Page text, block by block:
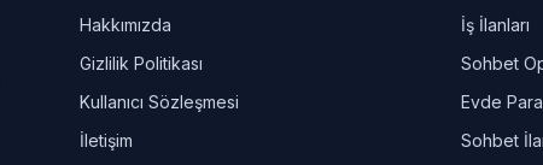
Hakkımızda
Gizlilik Politikası
Kullanıcı Sözleşmesi
İletişim
İş İlanları
Sohbet
Evde
Sohbet